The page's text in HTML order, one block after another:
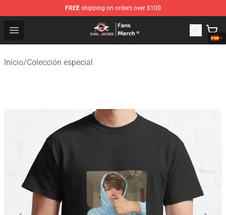
FREE shipping on orders over $100
Open menu
Karl Jacobs Store - Official Karl Jacobs Merchandise
Inicio/Colección especial